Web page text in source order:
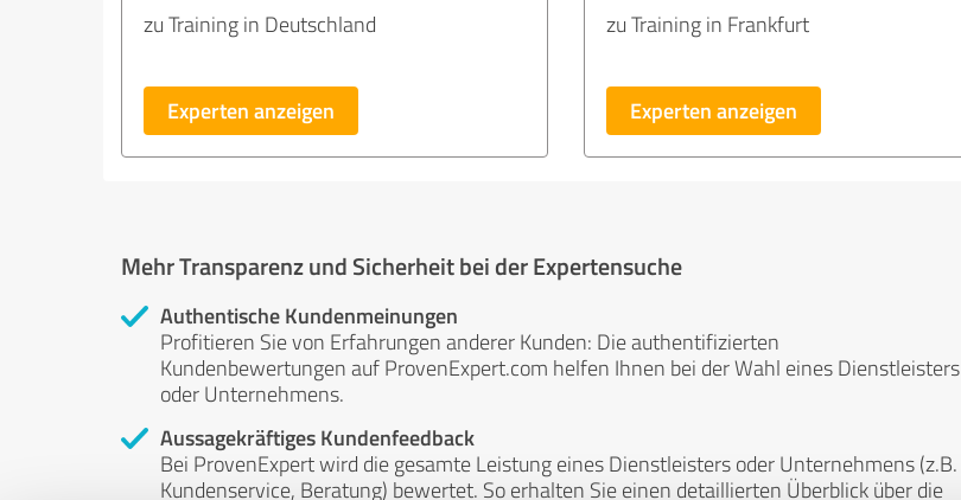
zu Training in Deutschland
Experten anzeigen
zu Training in Frankfurt
Experten anzeigen
Mehr Transparenz und Sicherheit bei der Expertensuche
Authentische Kundenmeinungen
Profitieren Sie von Erfahrungen anderer Kunden: Die authentifizierten
Kundenbewertungen auf ProvenExpert.com helfen Ihnen bei der Wahl eines Dienstleisters
oder Unternehmens.
Aussagekräftiges Kundenfeedback
Bei ProvenExpert wird die gesamte Leistung eines Dienstleisters oder Unternehmens (z.B.
Kundenservice, Beratung) bewertet. So erhalten Sie einen detaillierten Überblick über die